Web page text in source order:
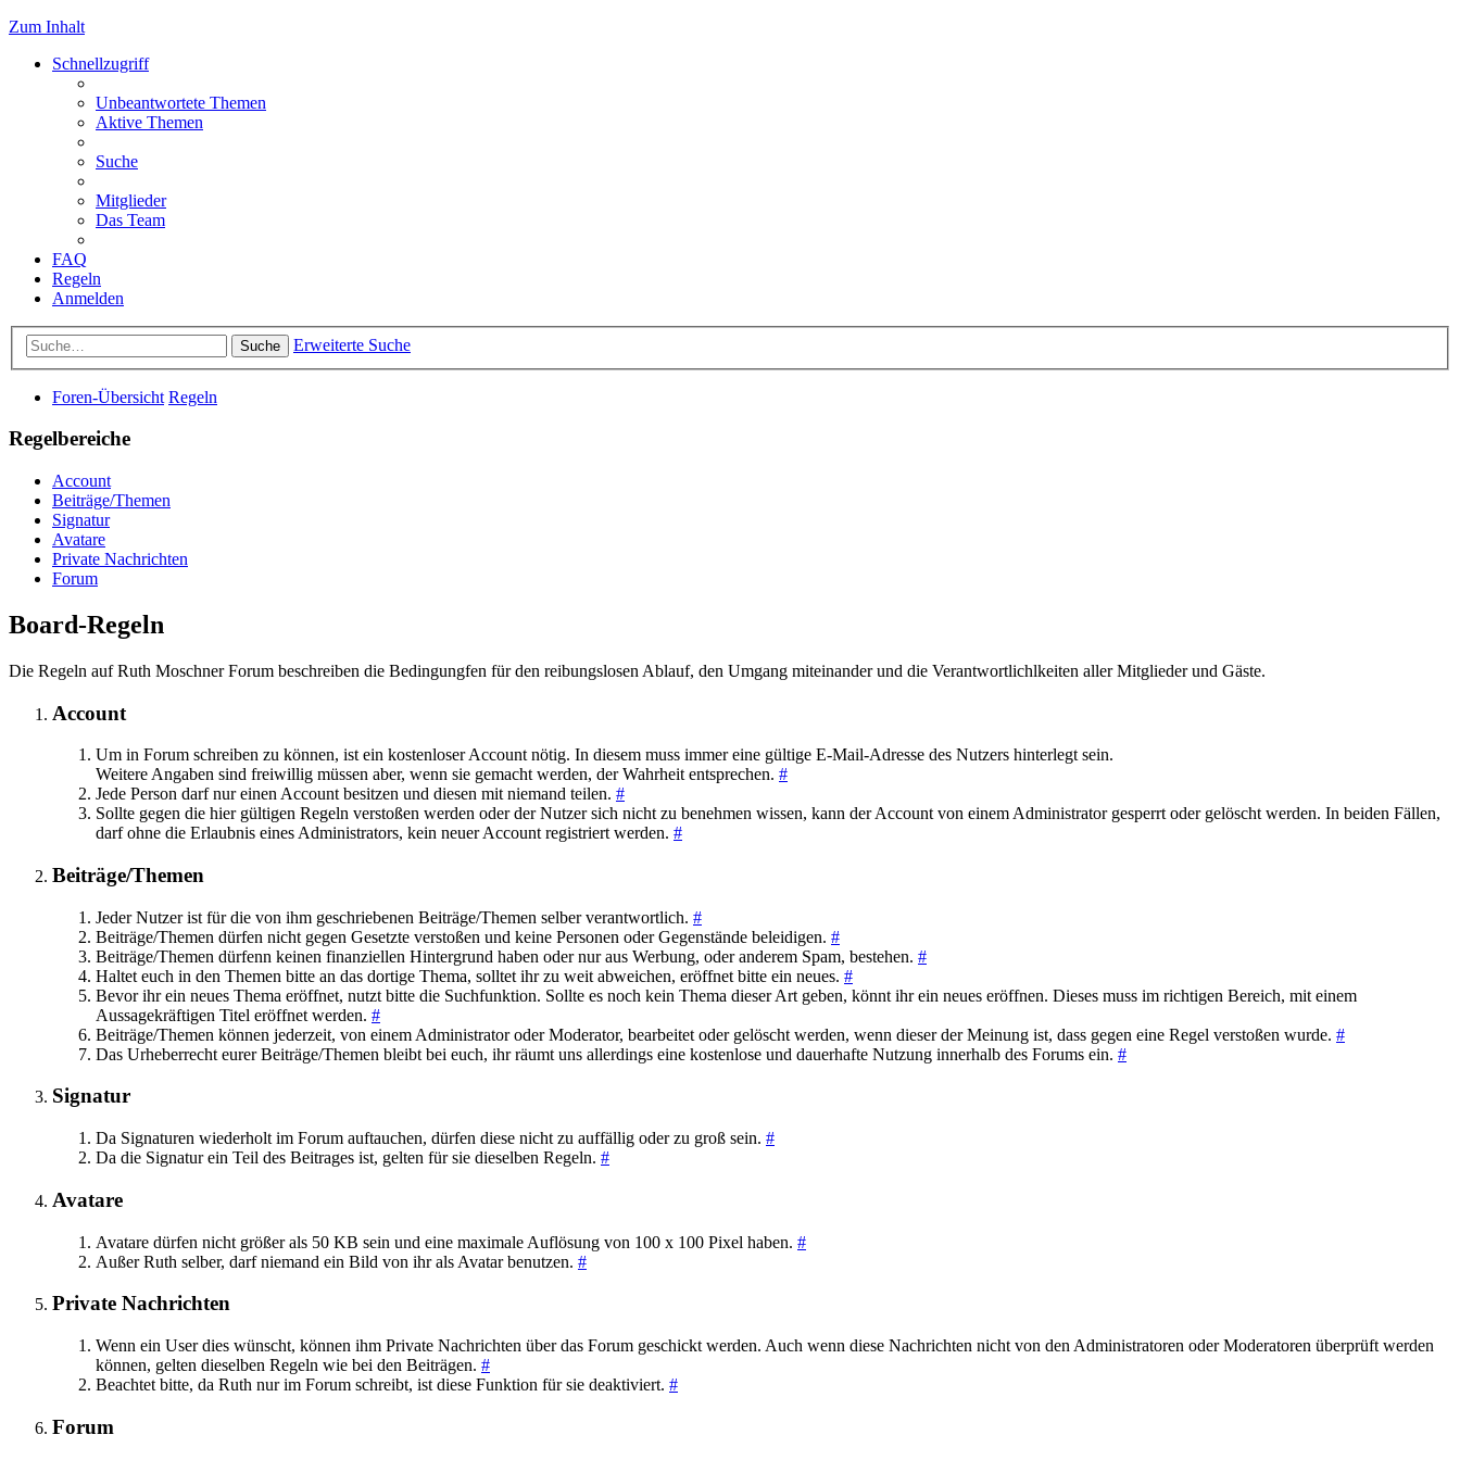
Zum Inhalt
Schnellzugriff
Unbeantwortete Themen
Aktive Themen
Suche
Mitglieder
Das Team
FAQ
Regeln
Anmelden
Suche Erweiterte Suche
Foren-Übersicht Regeln
Regelbereiche
Account
Beiträge/Themen
Signatur
Avatare
Private Nachrichten
Forum
Board-Regeln
Die Regeln auf Ruth Moschner Forum beschreiben die Bedingungfen für den reibungslosen Ablauf, den Umgang miteinander und die Verantwortlichlkeiten aller Mitglieder und Gäste.
Account
Um in Forum schreiben zu können, ist ein kostenloser Account nötig. In diesem muss immer eine gültige E-Mail-Adresse des Nutzers hinterlegt sein.
Weitere Angaben sind freiwillig müssen aber, wenn sie gemacht werden, der Wahrheit entsprechen. #
Jede Person darf nur einen Account besitzen und diesen mit niemand teilen. #
Sollte gegen die hier gültigen Regeln verstoßen werden oder der Nutzer sich nicht zu benehmen wissen, kann der Account von einem Administrator gesperrt oder gelöscht werden. In beiden Fällen,
darf ohne die Erlaubnis eines Administrators, kein neuer Account registriert werden. #
Beiträge/Themen
Jeder Nutzer ist für die von ihm geschriebenen Beiträge/Themen selber verantwortlich. #
Beiträge/Themen dürfen nicht gegen Gesetzte verstoßen und keine Personen oder Gegenstände beleidigen. #
Beiträge/Themen dürfenn keinen finanziellen Hintergrund haben oder nur aus Werbung, oder anderem Spam, bestehen. #
Haltet euch in den Themen bitte an das dortige Thema, solltet ihr zu weit abweichen, eröffnet bitte ein neues. #
Bevor ihr ein neues Thema eröffnet, nutzt bitte die Suchfunktion. Sollte es noch kein Thema dieser Art geben, könnt ihr ein neues eröffnen. Dieses muss im richtigen Bereich, mit einem
Aussagekräftigen Titel eröffnet werden. #
Beiträge/Themen können jederzeit, von einem Administrator oder Moderator, bearbeitet oder gelöscht werden, wenn dieser der Meinung ist, dass gegen eine Regel verstoßen wurde. #
Das Urheberrecht eurer Beiträge/Themen bleibt bei euch, ihr räumt uns allerdings eine kostenlose und dauerhafte Nutzung innerhalb des Forums ein. #
Signatur
Da Signaturen wiederholt im Forum auftauchen, dürfen diese nicht zu auffällig oder zu groß sein. #
Da die Signatur ein Teil des Beitrages ist, gelten für sie dieselben Regeln. #
Avatare
Avatare dürfen nicht größer als 50 KB sein und eine maximale Auflösung von 100 x 100 Pixel haben. #
Außer Ruth selber, darf niemand ein Bild von ihr als Avatar benutzen. #
Private Nachrichten
Wenn ein User dies wünscht, können ihm Private Nachrichten über das Forum geschickt werden. Auch wenn diese Nachrichten nicht von den Administratoren oder Moderatoren überprüft werden
können, gelten dieselben Regeln wie bei den Beiträgen. #
Beachtet bitte, da Ruth nur im Forum schreibt, ist diese Funktion für sie deaktiviert. #
Forum